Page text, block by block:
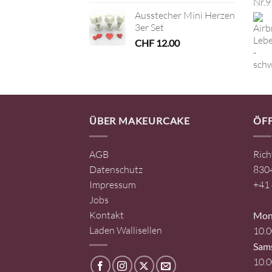
Ausstecher Mini Herzen
3er Set
CHF12.00
ÜBER MAKEURCAKE
AGB
Datenschutz
Impressum
Jobs
Kontakt
Laden Wallisellen
+41